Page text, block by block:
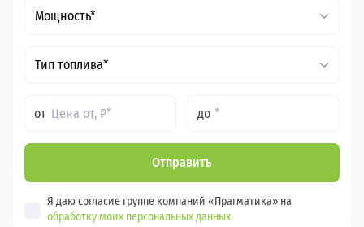
Мощность*
Тип топлива*
от до
Отправить
Я даю согласие группе компаний «Прагматика» на
обработку моих персональных данных.